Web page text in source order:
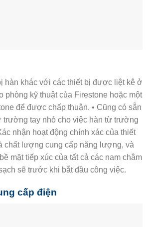
hàn khác với các thiết bị được liệt kê ở
phòng kỹ thuật của Firestone hoặc một
để được chấp thuận. • Cũng có sẵn
trường tay nhỏ cho việc hàn từ trường
nhận hoạt động chính xác của thiết
chất lượng cung cấp năng lượng, và
mặt tiếp xúc của tất cả các nam châm
sẽ trước khi bắt đầu công việc.
cấp điện